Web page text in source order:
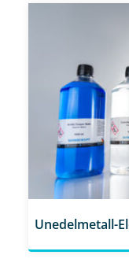
Unedelmetall-